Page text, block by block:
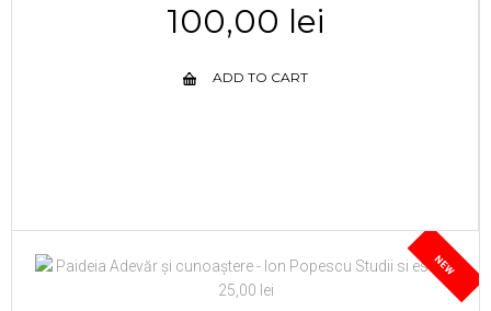
100,00 lei
ADD TO CART
NEW